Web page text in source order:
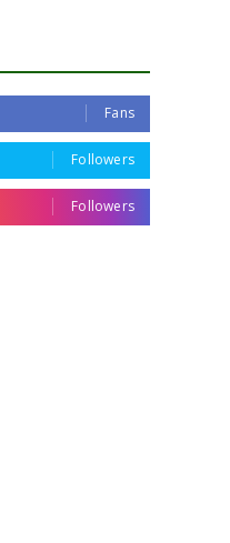
Fans
Followers
Followers